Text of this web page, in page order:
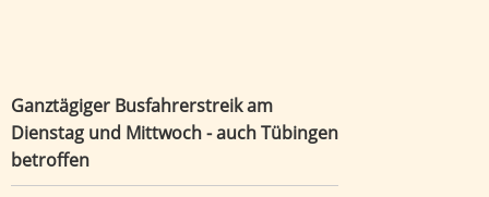
Ganztägiger Busfahrerstreik am
Dienstag und Mittwoch - auch Tübingen
betroffen